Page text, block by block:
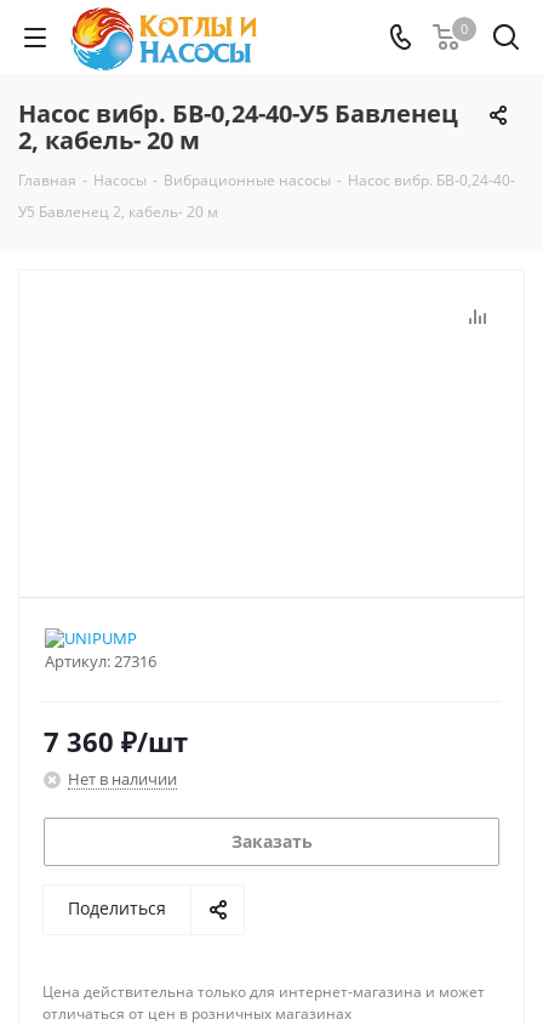
0
Насос вибр. БВ-0,24-40-У5 Бавленец
2, кабель- 20 м
Главная - Насосы - Вибрационные насосы - Насос вибр. БВ-0,24-40-
У5 Бавленец 2, кабель- 20 м
Артикул:27316
7 360 ₽/шт
Нет в наличии
Заказать
Поделиться
Цена действительна только для интернет-магазина и может
отличаться от цен в розничных магазинах